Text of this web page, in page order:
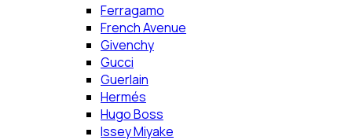
Ferragamo
French Avenue
Givenchy
Gucci
Guerlain
Hermés
Hugo Boss
Issey Miyake